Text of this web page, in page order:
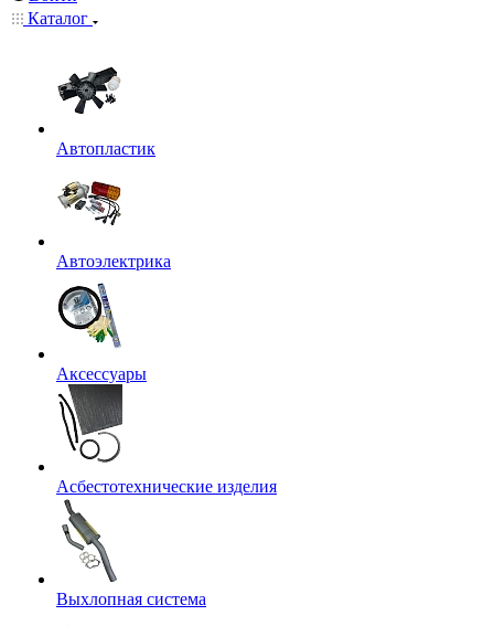
Каталог
Автопластик
Автоэлектрика
Аксессуары
Асбестотехнические изделия
Выхлопная система